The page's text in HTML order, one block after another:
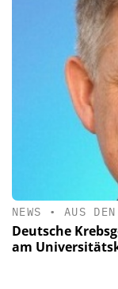
NEWS • AUS
Deutsche
am